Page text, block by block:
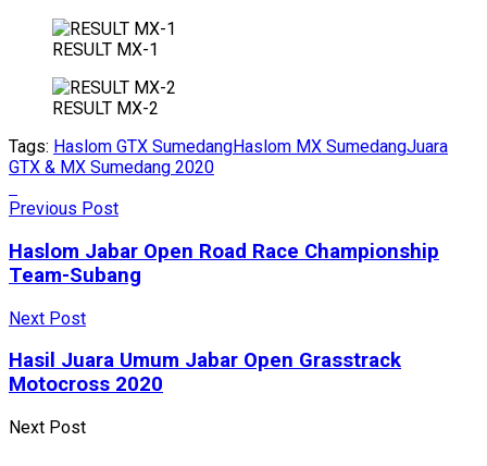
RESULT MX-1
RESULT MX-2
Tags: Haslom GTX SumedangHaslom MX SumedangJuara
GTX & MX Sumedang 2020
Previous Post
Haslom Jabar Open Road Race Championship
Team-Subang
Next Post
Hasil Juara Umum Jabar Open Grasstrack
Motocross 2020
Next Post